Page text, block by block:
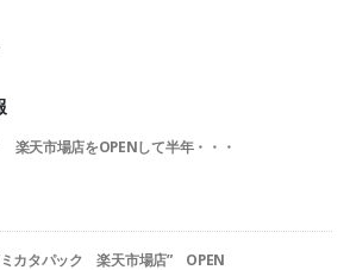
楽天市場店をOPENして半年・・・
ミカタパック 楽天市場店” OPEN